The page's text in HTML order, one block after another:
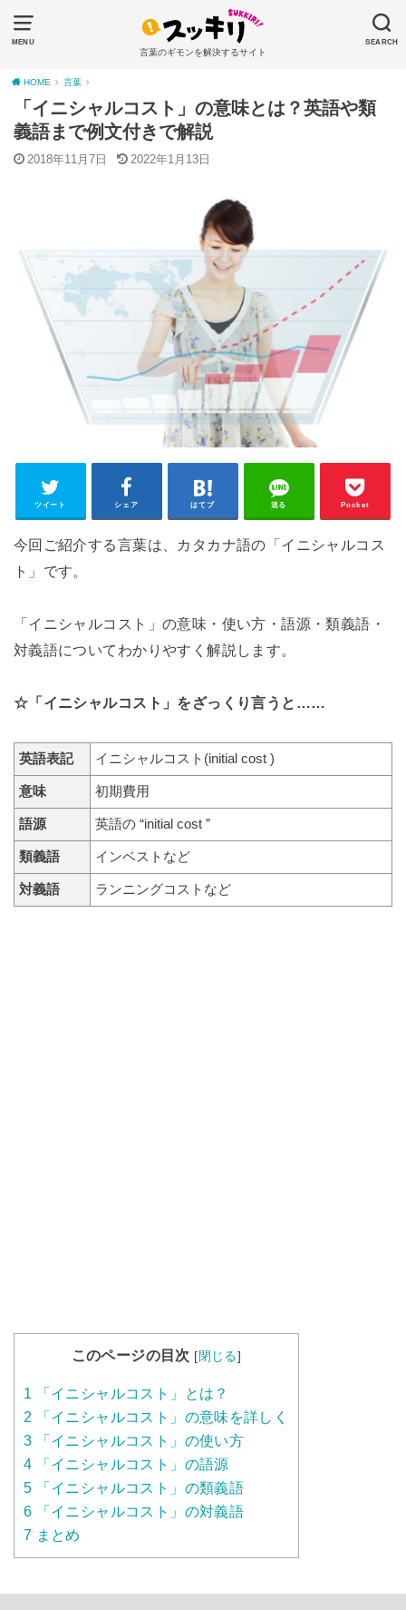
MENU SEARCH
言葉のギモンを解決するサイト
HOME 言葉
「イニシャルコスト」の意味とは？英語や類
義語まで例文付きで解説
2018年11月7日 2022年1月13日
ツイート シェア はてブ 送る Pocket
今回ご紹介する言葉は、カタカナ語の「イニシャルコス
ト」です。
「イニシャルコスト」の意味・使い方・語源・類義語・
対義語についてわかりやすく解説します。
☆「イニシャルコスト」をざっくり言うと……
英語表記 イニシャルコスト(initial cost )
意味 初期費用
語源 英語の “initial cost ”
類義語 インベストなど
対義語 ランニングコストなど
このページの目次 [閉じる]
1 「イニシャルコスト」とは？
2 「イニシャルコスト」の意味を詳しく
3 「イニシャルコスト」の使い方
4 「イニシャルコスト」の語源
5 「イニシャルコスト」の類義語
6 「イニシャルコスト」の対義語
7 まとめ